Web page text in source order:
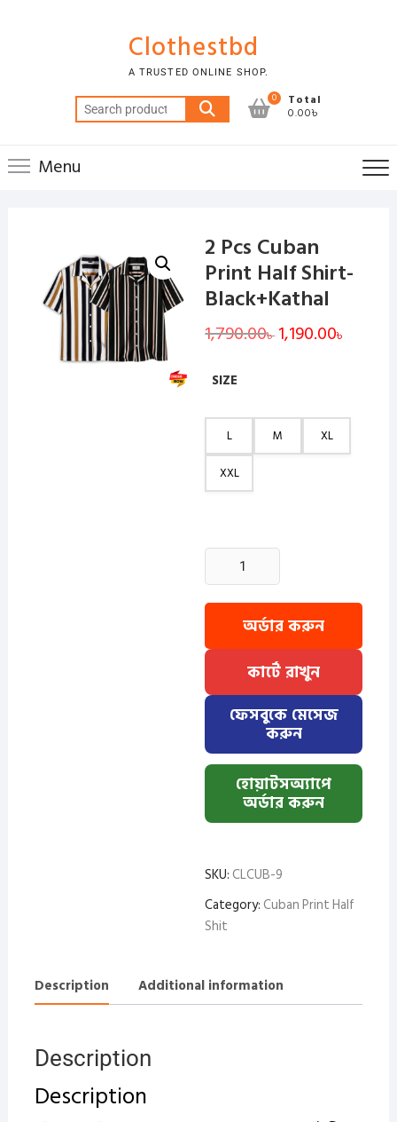
Clothestbd
A TRUSTED ONLINE SHOP.
Search
for:
0 Total
0.00৳
Menu
2 Pcs Cuban
Print Half Shirt-
Black+Kathal
1,790.00৳ Original
price
1,190.00৳
SIZE
L M
XL
XXL
2
Pcs
Cuban
Half
Black+Kathal
quantity
কার্টে রাখুন
অর্ডার করুন
ফেসবুকে মেসেজ
করুন
হোয়াটসঅ্যাপে
অর্ডার করুন
SKU: CLCUB-9
Category: Cuban Print Half
Shit
Description Additional information
Description
Description